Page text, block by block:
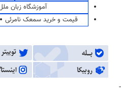
آموزشگاه زبان
قیمت و خرید سمعک نامرئی